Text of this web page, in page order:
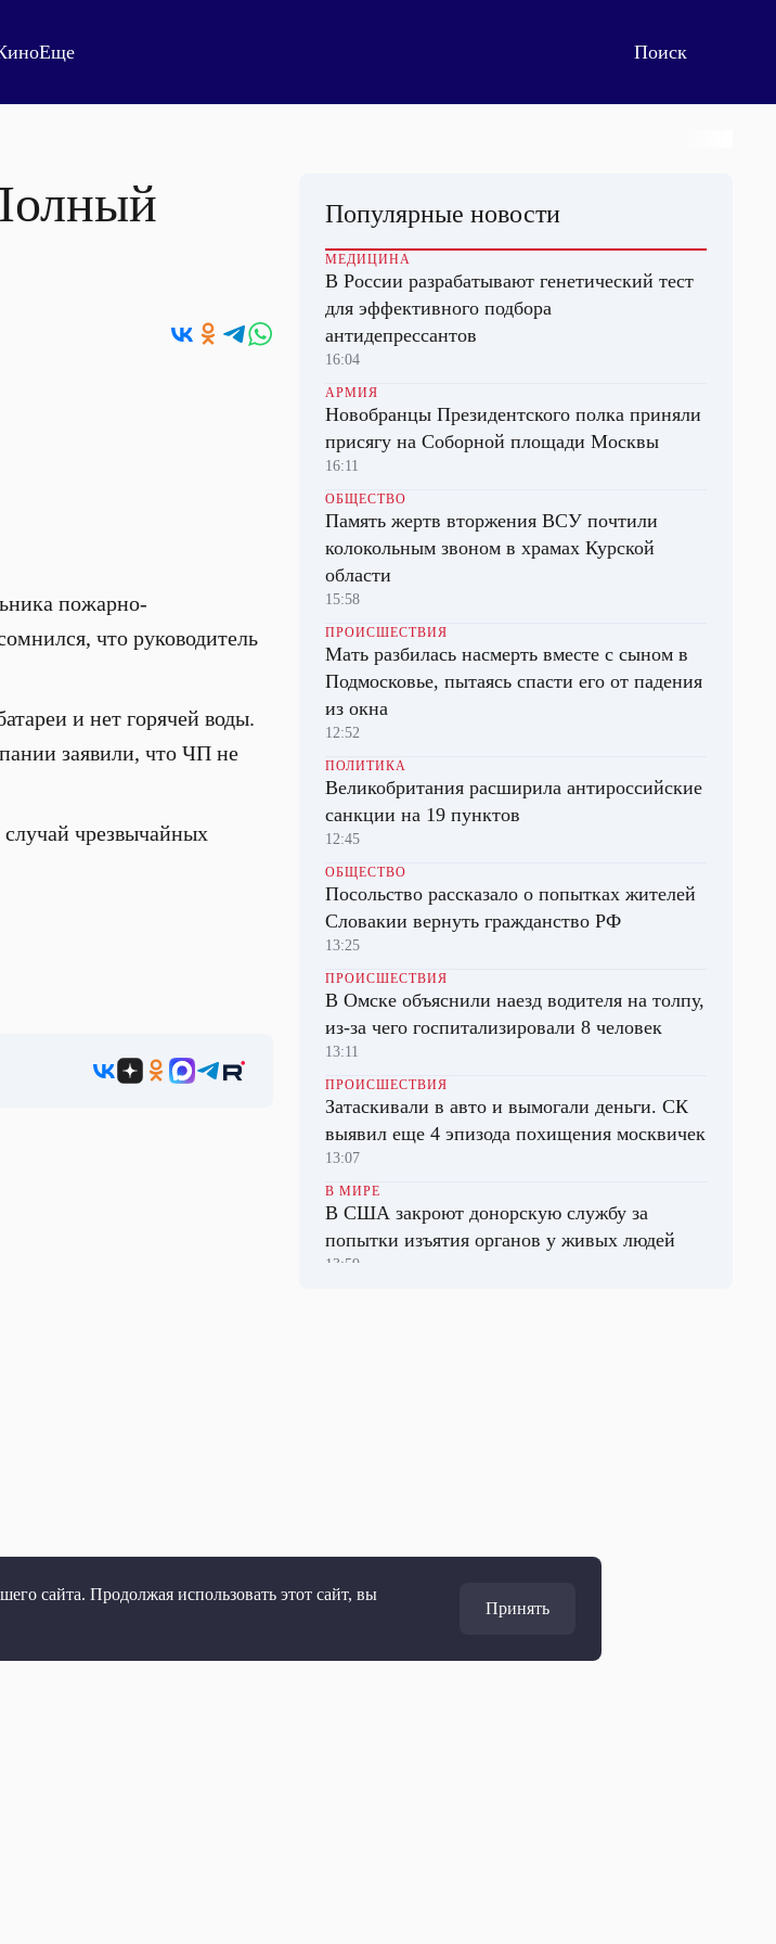
сайта. Продолжая использовать этот сайт, вы
Принять
Еще
пожарно-
что руководитель
и нет горячей воды.
заявили, что ЧП не
случай чрезвычайных
Популярные новости
МЕДИЦИНА
В России разрабатывают генетический тест
для эффективного подбора
антидепрессантов
16:04
АРМИЯ
Новобранцы Президентского полка приняли
присягу на Соборной площади Москвы
16:11
ОБЩЕСТВО
Память жертв вторжения ВСУ почтили
колокольным звоном в храмах Курской
области
15:58
ПРОИСШЕСТВИЯ
Мать разбилась насмерть вместе с сыном в
Подмосковье, пытаясь спасти его от падения
из окна
12:52
ПОЛИТИКА
Великобритания расширила антироссийские
санкции на 19 пунктов
12:45
ОБЩЕСТВО
Посольство рассказало о попытках жителей
Словакии вернуть гражданство РФ
13:25
ПРОИСШЕСТВИЯ
В Омске объяснили наезд водителя на толпу,
из-за чего госпитализировали 8 человек
13:11
ПРОИСШЕСТВИЯ
Затаскивали в авто и вымогали деньги. СК
выявил еще 4 эпизода похищения москвичек
13:07
В МИРЕ
В США закроют донорскую службу за
попытки изъятия органов у живых людей
13:59